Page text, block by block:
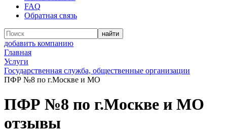
FAQ
Обратная связь
добавить компанию
Главная
Услуги
Государственная служба, общественные организации
ПФР №8 по г.Москве и МО
ПФР №8 по г.Москве и МО
отзывы